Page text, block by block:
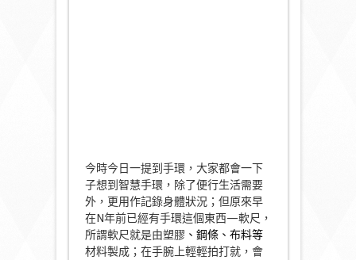
今時今日一提到手環，大家都會一下
子想到智慧手環，除了便行生活需要
外，更用作記錄身體狀況；但原來早
在N年前已經有手環這個東西—軟尺，
所謂軟尺就是由塑膠 、鋼條、布料等
材料製成；在手腕上輕輕拍打就，會